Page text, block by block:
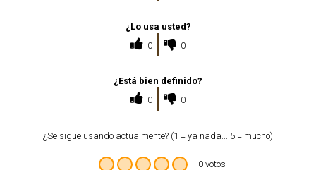
¿Lo usa usted?
0
0
¿Está bien definido?
0
0
¿Se sigue usando actualmente? (1 = ya nada... 5 = mucho)
0 votos